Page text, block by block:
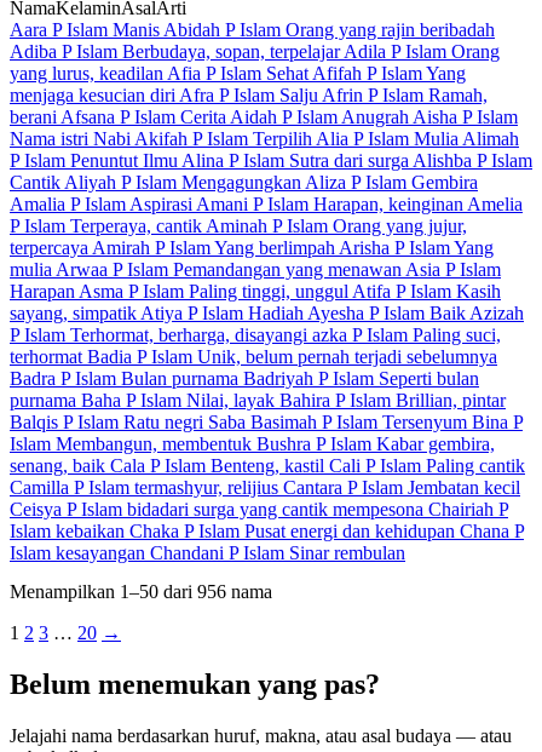
NamaKelaminAsalArti
Aara P Islam Manis Abidah P Islam Orang yang rajin beribadah
Adiba P Islam Berbudaya, sopan, terpelajar Adila P Islam Orang
yang lurus, keadilan Afia P Islam Sehat Afifah P IslamYang
menjaga kesucian diri Afra P Islam Salju Afrin P Islam Ramah,
berani Afsana P Islam Cerita Aidah P Islam Anugrah Aisha P Islam
Nama istri Nabi Akifah P Islam Terpilih Alia P Islam Mulia Alimah
P Islam Penuntut Ilmu Alina P Islam Sutra dari surga Alishba P Islam
Cantik Aliyah P Islam Mengagungkan Aliza P Islam Gembira
Amalia P Islam Aspirasi Amani P Islam Harapan, keinginan Amelia
P Islam Terperaya, cantik Aminah P Islam Orang yang jujur,
terpercaya Amirah P IslamYang berlimpah Arisha P IslamYang
mulia Arwaa P Islam Pemandangan yang menawan Asia P Islam
Harapan Asma P Islam Paling tinggi, unggul Atifa P Islam Kasih
sayang, simpatik Atiya P Islam Hadiah Ayesha P Islam Baik Azizah
P Islam Terhormat, berharga, disayangi azka P Islam Paling suci,
terhormat Badia P Islam Unik, belum pernah terjadi sebelumnya
Badra P Islam Bulan purnama Badriyah P Islam Seperti bulan
purnama Baha P Islam Nilai, layak Bahira P Islam Brillian, pintar
Balqis P Islam Ratu negri Saba Basimah P Islam Tersenyum Bina P
Islam Membangun, membentuk Bushra P Islam Kabar gembira,
senang, baik Cala P Islam Benteng, kastil Cali P Islam Paling cantik
Camilla P Islam termashyur, relijius Cantara P Islam Jembatan kecil
Ceisya P Islam bidadari surga yang cantik mempesona Chairiah P
Islam kebaikan Chaka P Islam Pusat energi dan kehidupan Chana P
Islam kesayangan Chandani P Islam Sinar rembulan
Menampilkan 1–50 dari 956 nama
1 2 3 … 20 →
Belum menemukan yang pas?
Jelajahi nama berdasarkan huruf, makna, atau asal budaya — atau